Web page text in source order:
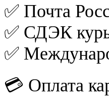
✅ Почта
✅ СДЭК
✅
💳 Оплата